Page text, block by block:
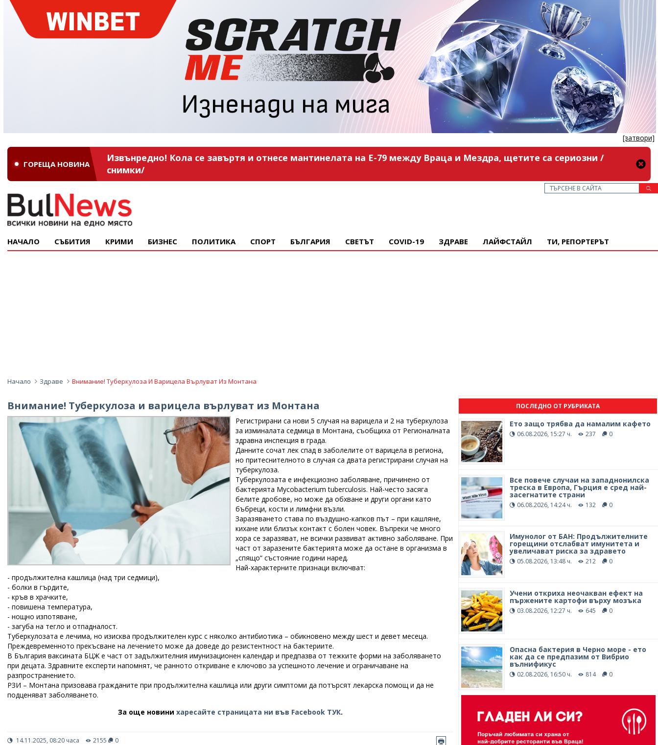
[затвори]
ГОРЕЩА НОВИНА
Извънредно! Кола се завъртя и отнесе мантинелата на Е-79 между Враца и Мездра, щетите са сериозни /
снимки/
НАЧАЛО СЪБИТИЯ КРИМИ БИЗНЕС ПОЛИТИКА СПОРТ БЪЛГАРИЯ СВЕТЪТ COVID-19 ЗДРАВЕ ЛАЙФСТАЙЛ ТИ, РЕПОРТЕРЪТ
Начало Здраве Внимание! Туберкулоза И Варицела Върлуват Из Монтана
Внимание! Туберкулоза и варицела върлуват из Монтана
Регистрирани са нови 5 случая на варицела и 2 на туберкулоза
за изминалата седмица в Монтана, съобщиха от Регионалната
здравна инспекция в града.
Данните сочат лек спад в заболелите от варицела в региона,
но притеснителното в случая са двата регистрирани случая на
туберкулоза.
Туберкулозата е инфекциозно заболяване, причинено от
бактерията Mycobacterium tuberculosis. Най-често засяга
белите дробове, но може да обхване и други органи като
бъбреци, кости и лимфни възли.
Заразяването става по въздушно-капков път – при кашляне,
кихане или близък контакт с болен човек. Въпреки че много
хора се заразяват, не всички развиват активно заболяване. При
част от заразените бактерията може да остане в организма в
„спящо“ състояние години наред.
Най-характерните признаци включват:
- продължителна кашлица (над три седмици),
- болки в гърдите,
- кръв в храчките,
- повишена температура,
- нощно изпотяване,
- загуба на тегло и отпадналост.
Туберкулозата е лечима, но изисква продължителен курс с няколко антибиотика – обикновено между шест и девет месеца.
Преждевременното прекъсване на лечението може да доведе до резистентност на бактериите.
В България ваксината БЦЖ е част от задължителния имунизационен календар и предпазва от тежките форми на заболяването
при децата. Здравните експерти напомнят, че ранното откриване е ключово за успешното лечение и ограничаване на
разпространението.
РЗИ – Монтана призовава гражданите при продължителна кашлица или други симптоми да потърсят лекарска помощ и да не
подценяват заболяването.
За още новинихаресайте страницата ни във Facebook ТУК.
14.11.2025, 08:20 часа 2155 0
ПОСЛЕДНО ОТ РУБРИКАТА
Ето защо трябва да намалим кафето
06.08.2026, 15:27 ч. 237 0
Все повече случаи на западнонилска
треска в Европа, Гърция е сред най-
засегнатите страни
06.08.2026, 14:24 ч. 132 0
Имунолог от БАН: Продължителните
горещини отслабват имунитета и
увеличават риска за здравето
05.08.2026, 13:48 ч. 212 0
Учени откриха неочакван ефект на
пържените картофи върху мозъка
03.08.2026, 12:27 ч. 645 0
Опасна бактерия в Черно море - ето
как да се предпазим от Вибрио
вълнификус
02.08.2026, 16:50 ч. 814 0